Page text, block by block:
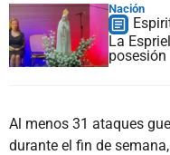
Nación
La
posesión
Al menos 31 ataques
durante el fin de